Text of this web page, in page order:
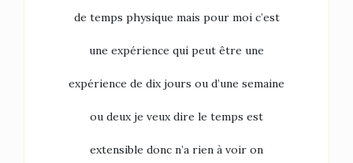
de temps physique mais pour moi c’est
une expérience qui peut être une
expérience de dix jours ou d’une semaine
ou deux je veux dire le temps est
extensible donc n’a rien à voir on